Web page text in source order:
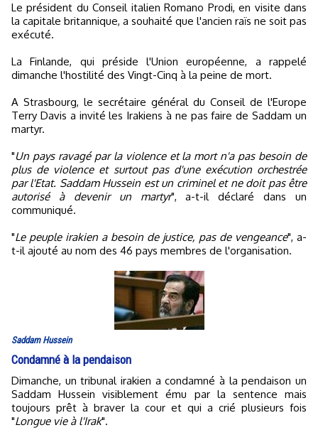
Le président du Conseil italien Romano Prodi, en visite dans
la capitale britannique, a souhaité que l'ancien raïs ne soit pas
exécuté.
La Finlande, qui préside l'Union européenne, a rappelé
dimanche l'hostilité des Vingt-Cinq à la peine de mort.
A Strasbourg, le secrétaire général du Conseil de l'Europe
Terry Davis a invité les Irakiens à ne pas faire de Saddam un
martyr.
"Un pays ravagé par la violence et la mort n'a pas besoin de
plus de violence et surtout pas d'une exécution orchestrée
par l'Etat. Saddam Hussein est un criminel et ne doit pas être
autorisé à devenir un martyr", a-t-il déclaré dans un
communiqué.
"Le peuple irakien a besoin de justice, pas de vengeance", a-
t-il ajouté au nom des 46 pays membres de l'organisation.
Saddam Hussein
Condamné à la pendaison
Dimanche, un tribunal irakien a condamné à la pendaison un
Saddam Hussein visiblement ému par la sentence mais
toujours prêt à braver la cour et qui a crié plusieurs fois
"Longue vie à l'Irak".